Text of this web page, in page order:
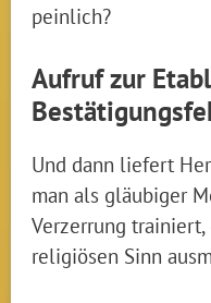
peinlich?
Aufruf zur
Und dann liefert
man als gläubiger
Verzerrung
religiösen Sinn